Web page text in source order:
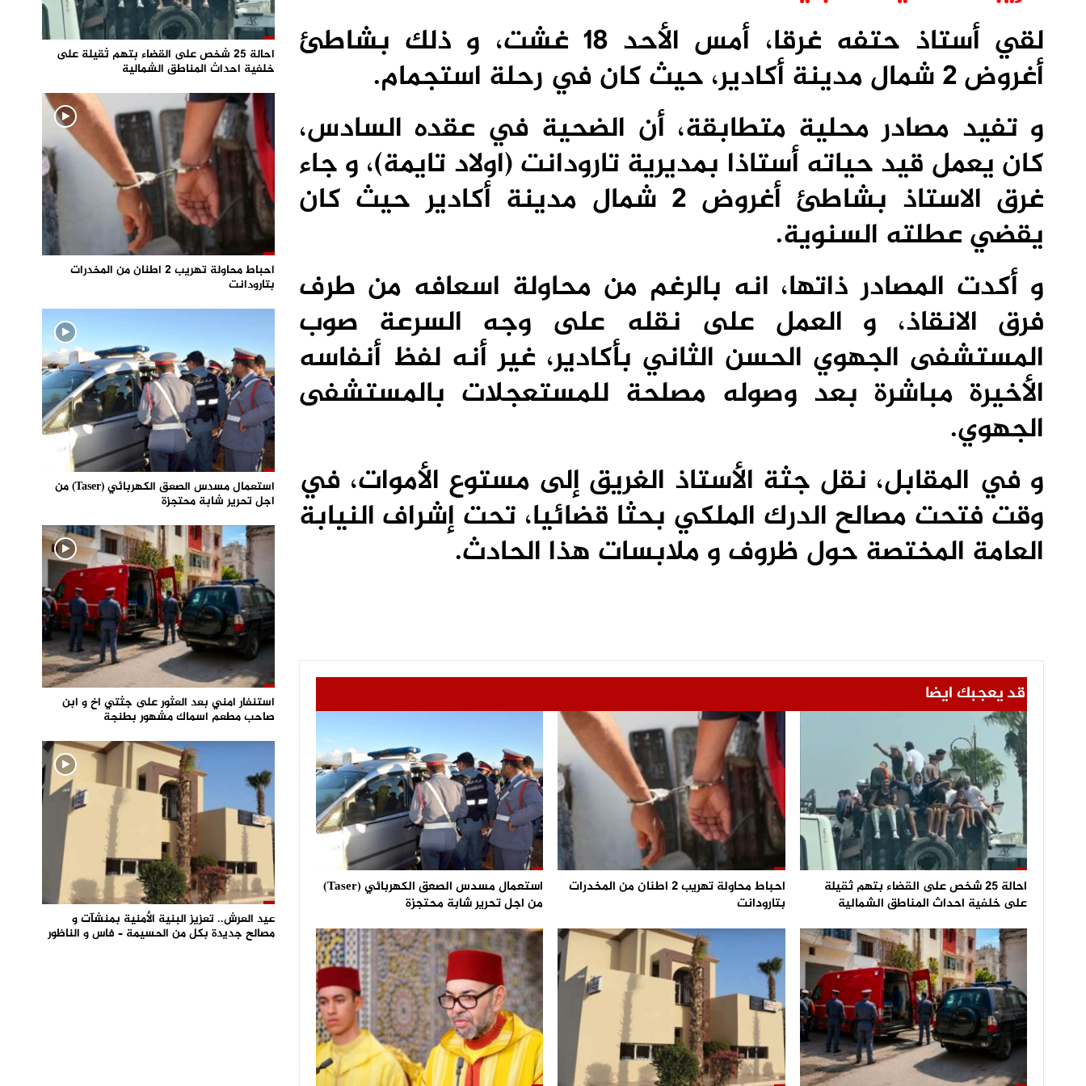
لقي أستاذ حتفه غرقا، أمس الأحد 18 غشت، و ذلك بشاطئ
أغروض 2 شمال مدينة أكادير، حيث كان في رحلة استجمام.
و تفيد مصادر محلية متطابقة، أن الضحية في عقده السادس،
كان يعمل قيد حياته أستاذا بمديرية تارودانت (اولاد تايمة)، و جاء
غرق الاستاذ بشاطئ أغروض 2 شمال مدينة أكادير حيث كان
يقضي عطلته السنوية.
و أكدت المصادر ذاتها، انه بالرغم من محاولة اسعافه من طرف
فرق الانقاذ، و العمل على نقله على وجه السرعة صوب
المستشفى الجهوي الحسن الثاني بأكادير، غير أنه لفظ أنفاسه
الأخيرة مباشرة بعد وصوله مصلحة للمستعجلات بالمستشفى
الجهوي.
و في المقابل، نقل جثة الأستاذ الغريق إلى مستوع الأموات، في
وقت فتحت مصالح الدرك الملكي بحثا قضائيا، تحت إشراف النيابة
العامة المختصة حول ظروف و ملابسات هذا الحادث.
قد يعجبك ايضا
احالة 25 شخص على القضاء بتهم ثقيلة
على خلفية احداث المناطق الشمالية
احباط محاولة تهريب 2 اطنان من المخدرات
بتارودانت
استعمال مسدس الصعق الكهربائي (Taser)
من اجل تحرير شابة محتجزة
احالة 25 شخص على القضاء بتهم ثقيلة على
خلفية احداث المناطق الشمالية
احباط محاولة تهريب 2 اطنان من المخدرات
بتارودانت
استعمال مسدس الصعق الكهربائي (Taser) من
اجل تحرير شابة محتجزة
استنفار امني بعد العثور على جثتي اخ و ابن
صاحب مطعم اسماك مشهور بطنجة
عيد العرش.. تعزيز البنية الأمنية بمنشآت و
مصالح جديدة بكل من الحسيمة – فاس و الناظور